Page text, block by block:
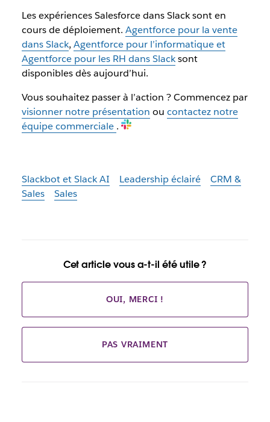
Les expériences Salesforce dans Slack sont en
cours de déploiement. Agentforce pour la vente
dans Slack, Agentforce pour l’informatique et
Agentforce pour les RH dans Slacksont
disponibles dès aujourd’hui.
Vous souhaitez passer à l’action ? Commencez par
visionner notre présentation ou contactez notre
équipe commerciale .
Slackbot et Slack AI Leadership éclairé
CRM &
Sales
Sales
Cet article vous a-t-il été utile ?
OUI, MERCI !
PAS VRAIMENT